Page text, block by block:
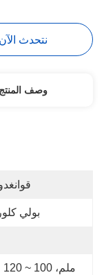
نتحدث الآن
وصف المنتج
بولي